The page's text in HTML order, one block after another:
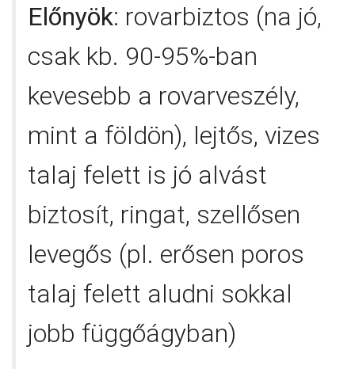
Előnyök: rovarbiztos (na jó,
csak kb. 90-95%-ban
kevesebb a rovarveszély,
mint a földön), lejtős, vizes
talaj felett is jó alvást
biztosít, ringat, szellősen
levegős (pl. erősen poros
talaj felett aludni sokkal
jobb függőágyban)